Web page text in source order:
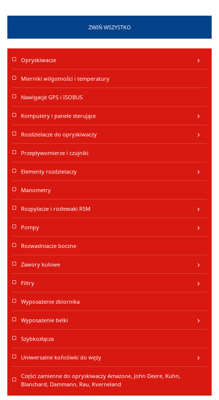
ZWIŃ WSZYSTKO
Opryskiwacze keyboard_arrow_right
Mierniki wilgotności i temperatury
Nawigacje GPS i ISOBUS
Komputery i panele sterujące keyboard_arrow_right
Rozdzielacze do opryskiwaczy keyboard_arrow_right
Przepływomierze i czujniki
Elementy rozdzielaczy keyboard_arrow_right
Manometry
Rozpylacze i rozlewaki RSM keyboard_arrow_right
Pompy keyboard_arrow_right
Rozwadniacze boczne
Zawory kulowe keyboard_arrow_right
Filtry keyboard_arrow_right
Wyposażenie zbiornika
Wyposażenie belki keyboard_arrow_right
Szybkozłącza
Uniwersalne końcówki do węży keyboard_arrow_right
Części zamienne do opryskiwaczy Amazone, John Deere, Kuhn,
Blanchard, Dammann, Rau, Kverneland